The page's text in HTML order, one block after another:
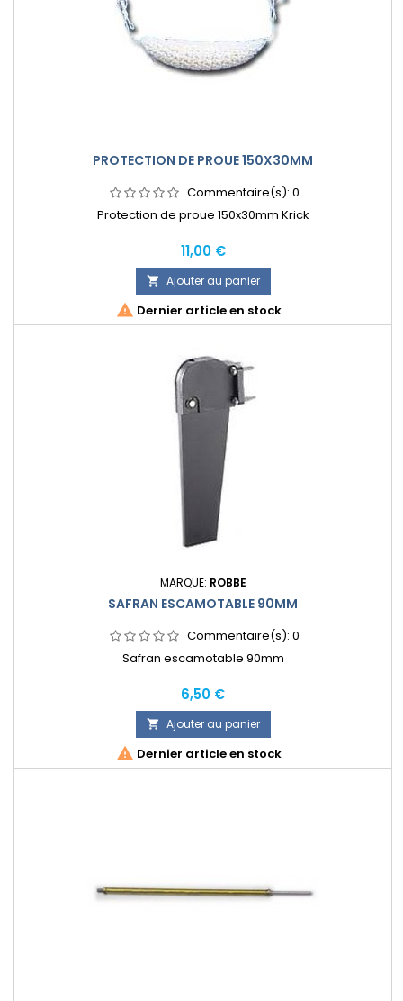
PROTECTION DE PROUE 150X30MM
Commentaire(s): 0
Protection de proue 150x30mm Krick
Prix
11,00 €
 Ajouter au panier
 Dernier article en stock
MARQUE: ROBBE
SAFRAN ESCAMOTABLE 90MM
Commentaire(s): 0
Safran escamotable 90mm
Prix
6,50 €
 Ajouter au panier
 Dernier article en stock